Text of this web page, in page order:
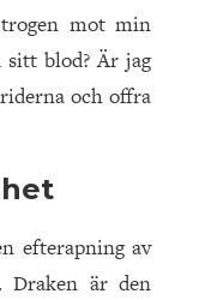
mot min
blod? Är jag
och offra
efterapning av
Draken är den